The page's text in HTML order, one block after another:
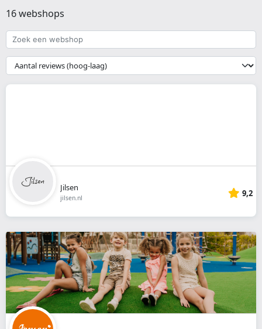
16 webshops
Zoek
een
webshop
{{
__('Sort')
}}
Jilsen
jilsen.nl 9,2